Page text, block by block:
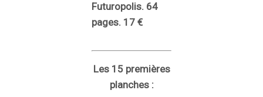
Futuropolis. 64
pages. 17 €
Les 15 premières
planches :